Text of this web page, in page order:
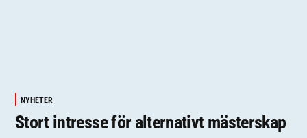
NYHETER
Stort intresse för alternativt mästerskap